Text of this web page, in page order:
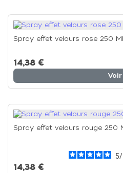
Spray effet velours rose 250
14,38 €
Voir
Spray effet velours rouge 250
5/
14,38 €